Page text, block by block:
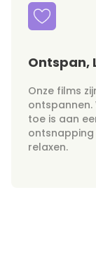
Ontspan,
Onze films
ontspannen.
toe is aan
ontsnapping
relaxen.